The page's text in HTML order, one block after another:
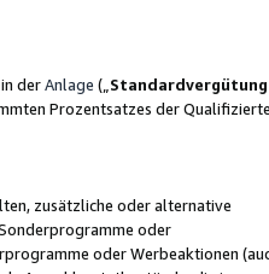
derAnlage („ Standardvergütung
Prozentsatzes der
zusätzliche oder alternative
oder
oder Werbeaktionen